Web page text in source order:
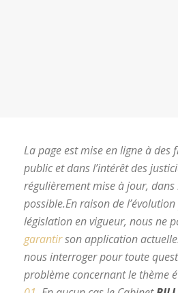
La page est mise en ligne à des
public et dans l’intérêt des
régulièrement mise à jour,
possible.En raison de
législation en vigueur, nous ne
garantirson application actuelle.
nous interroger pour toute
problème concernant le thème